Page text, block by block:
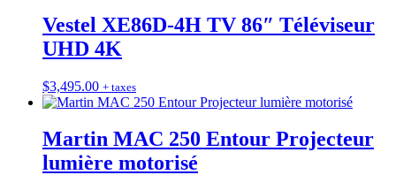
Vestel XE86D-4H TV 86″ Téléviseur
UHD 4K
$3,495.00 + taxes
Martin MAC 250 Entour Projecteur
lumière motorisé